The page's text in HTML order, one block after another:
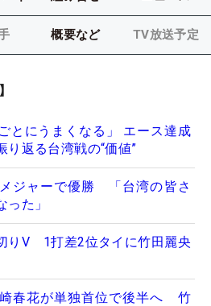
概要など TV放送予定
とにうまくなる」 エース達成
り返る台湾戦の“価値”
ジャーで優勝 「台湾の皆さ
た」
りV 1打差2位タイに竹田麗央
春花が単独首位で後半へ 竹